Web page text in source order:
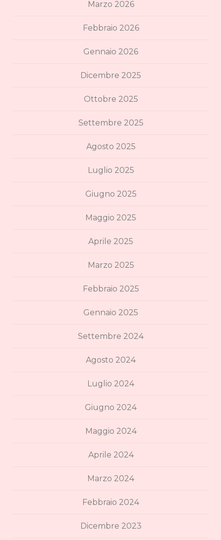
Marzo 2026
Febbraio 2026
Gennaio 2026
Dicembre 2025
Ottobre 2025
Settembre 2025
Agosto 2025
Luglio 2025
Giugno 2025
Maggio 2025
Aprile 2025
Marzo 2025
Febbraio 2025
Gennaio 2025
Settembre 2024
Agosto 2024
Luglio 2024
Giugno 2024
Maggio 2024
Aprile 2024
Marzo 2024
Febbraio 2024
Dicembre 2023